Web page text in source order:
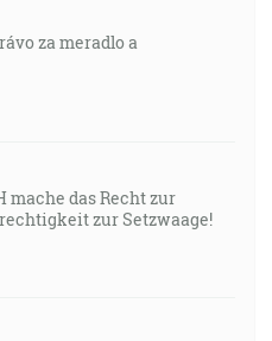
za meradlo a
mache das Recht zur
zur Setzwaage!